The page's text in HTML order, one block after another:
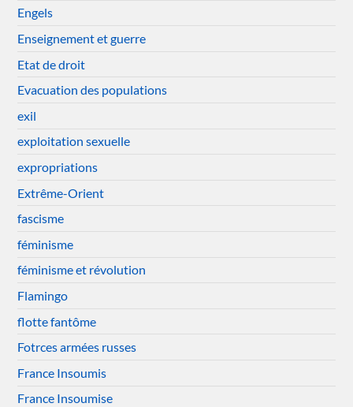
Engels
Enseignement et guerre
Etat de droit
Evacuation des populations
exil
exploitation sexuelle
expropriations
Extrême-Orient
fascisme
féminisme
féminisme et révolution
Flamingo
flotte fantôme
Fotrces armées russes
France Insoumis
France Insoumise